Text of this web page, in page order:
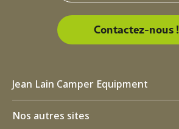
Contactez-nous !
Jean Lain Camper Equipment
Nos autres sites